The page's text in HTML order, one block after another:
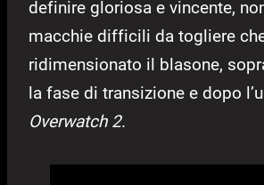
definire gloriosa e vincente,
macchie difficili da togliere
ridimensionato il blasone,
la fase di transizione e dopo
Overwatch 2.